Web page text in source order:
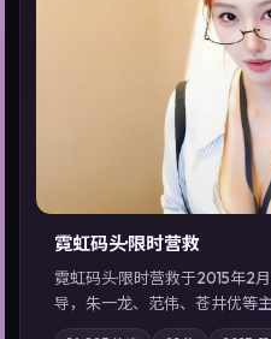
霓虹码头·限时营救
霓虹码头·限时营救于2015年2
导，朱一龙、范伟、苍井优等
市霓虹背后，有人用规则改写